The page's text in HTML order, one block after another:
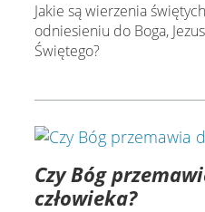
Jakie są wierzenia
odniesieniu do Boga,
Świętego?
Czy Bóg
człowieka?